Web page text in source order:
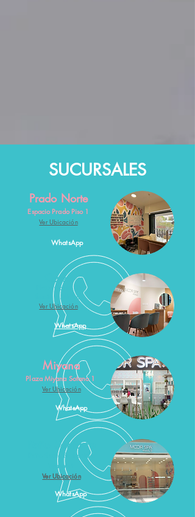
SUCURSALES
Prado Norte
Espacio Prado Piso 1
Ver Ubicación
WhatsApp
Carso
Plaza Carso PB
frente a MIniso
Ver Ubicación
WhatsApp
Miyana
Plaza Miyana Sotano 1
Ver Ubicación
WhatsApp
Patio Santa Fe
Patio Santa Fe frente a
Walmart
Ver Ubicación
WhatsApp